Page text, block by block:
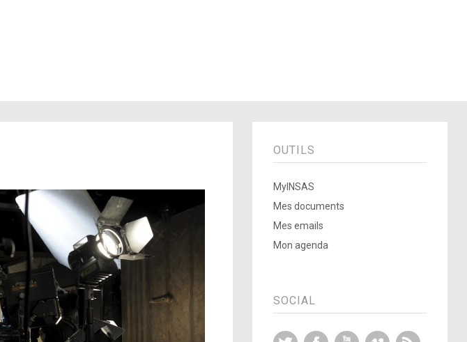
OUTILS
MyINSAS
Mes documents
Mes emails
Mon agenda
SOCIAL
Twitter FacebookYouTubeVimeo